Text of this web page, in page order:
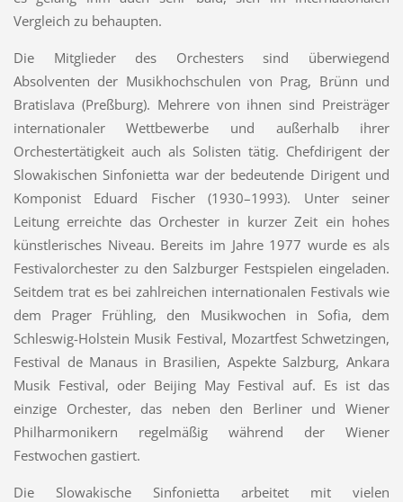
Vergleich zu behaupten.
Die Mitglieder des Orchesters sind überwiegend
Absolventen der Musikhochschulen von Prag, Brünn und
Bratislava (Preßburg). Mehrere von ihnen sind Preisträger
internationaler Wettbewerbe und außerhalb ihrer
Orchestertätigkeit auch als Solisten tätig. Chefdirigent der
Slowakischen Sinfonietta war der bedeutende Dirigent und
Komponist Eduard Fischer (1930–1993). Unter seiner
Leitung erreichte das Orchester in kurzer Zeit ein hohes
künstlerisches Niveau. Bereits im Jahre 1977 wurde es als
Festivalorchester zu den Salzburger Festspielen eingeladen.
Seitdem trat es bei zahlreichen internationalen Festivals wie
dem Prager Frühling, den Musikwochen in Sofia, dem
Schleswig-Holstein Musik Festival, Mozartfest Schwetzingen,
Festival de Manaus in Brasilien, Aspekte Salzburg, Ankara
Musik Festival, oder Beijing May Festival auf. Es ist das
einzige Orchester, das neben den Berliner und Wiener
Philharmonikern regelmäßig während der Wiener
Festwochen gastiert.
Die Slowakische Sinfonietta arbeitet mit vielen